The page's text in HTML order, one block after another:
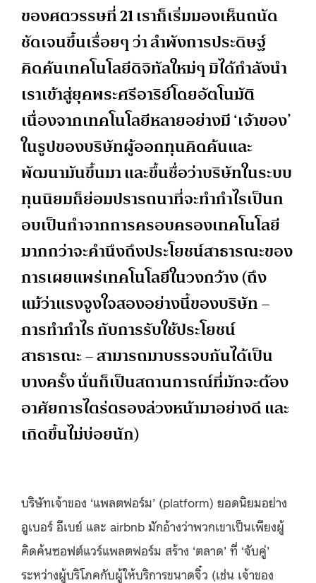
ของศตวรรษที่ 21 เราก็เริ่มมองเห็นถนัด
ชัดเจนขึ้นเรื่อยๆ ว่า ลำพังการประดิษฐ์
คิดค้นเทคโนโลยีดิจิทัลใหม่ๆ มิได้กำลังนำ
เราเข้าสู่ยุคพระศรีอาริย์โดยอัตโนมัติ
เนื่องจากเทคโนโลยีหลายอย่างมี ‘เจ้าของ’
ในรูปของบริษัทผู้ออกทุนคิดค้นและ
พัฒนามันขึ้นมา และขึ้นชื่อว่าบริษัทในระบบ
ทุนนิยมก็ย่อมปรารถนาที่จะทำกำไรเป็นก
อบเป็นกำจากการครอบครองเทคโนโลยี
มากกว่าจะคำนึงถึงประโยชน์สาธารณะของ
การเผยแพร่เทคโนโลยีในวงกว้าง (ถึง
แม้ว่าแรงจูงใจสองอย่างนี้ของบริษัท –
การทำกำไร กับการรับใช้ประโยชน์
สาธารณะ – สามารถมาบรรจบกันได้เป็น
บางครั้ง นั่นก็เป็นสถานการณ์ที่มักจะต้อง
อาศัยการไตร่ตรองล่วงหน้ามาอย่างดี และ
เกิดขึ้นไม่บ่อยนัก)
บริษัทเจ้าของ ‘แพลตฟอร์ม’ (platform) ยอดนิยมอย่าง
อูเบอร์ อีเบย์ และ airbnb มักอ้างว่าพวกเขาเป็นเพียงผู้
คิดค้นซอฟต์แวร์แพลตฟอร์ม สร้าง ‘ตลาด’ ที่ ‘จับคู่’
ระหว่างผู้บริโภคกับผู้ให้บริการขนาดจิ๋ว (เช่น เจ้าของ